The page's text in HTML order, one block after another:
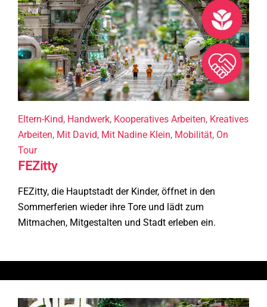
Eltern-Kind, Handwerk, Kooperatives Arbeiten, Kreatives
Arbeiten, Mit David, Mit Nadine Klein, Mobilität, On
Tour
FEZitty
FEZitty, die Hauptstadt der Kinder, öffnet in den
Sommerferien wieder ihre Tore und lädt zum
Mitmachen, Mitgestalten und Stadt erleben ein.